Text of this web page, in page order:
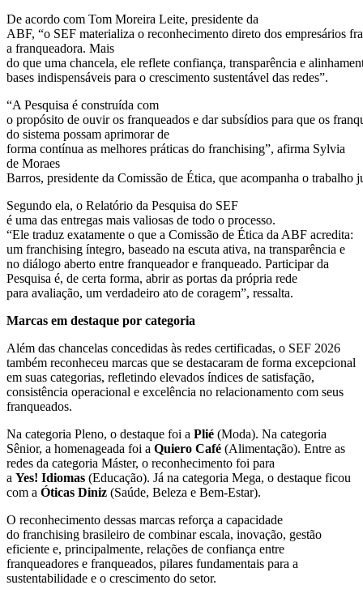
De acordo com Tom Moreira Leite, presidente da
ABF, “o SEF materializa o reconhecimento direto dos empresários
a franqueadora. Mais
do que uma chancela, ele reflete confiança, transparência e
bases indispensáveis para o crescimento sustentável das redes”.
“A Pesquisa é construída com
o propósito de ouvir os franqueados e dar subsídios para que os
do sistema possam aprimorar de
forma contínua as melhores práticas do franchising”, afirma Sylvia
de Moraes
Barros, presidente da Comissão de Ética, que acompanha o
Segundo ela, o Relatório da Pesquisa do SEF
é uma das entregas mais valiosas de todo o processo.
“Ele traduz exatamente o que a Comissão de Ética da ABF acredita:
um franchising íntegro, baseado na escuta ativa, na transparência e
no diálogo aberto entre franqueador e franqueado. Participar da
Pesquisa é, de certa forma, abrir as portas da própria rede
para avaliação, um verdadeiro ato de coragem”, ressalta.
Marcas em destaque por categoria
Além das chancelas concedidas às redes certificadas, o SEF 2026
também reconheceu marcas que se destacaram de forma excepcional
em suas categorias, refletindo elevados índices de satisfação,
consistência operacional e excelência no relacionamento com seus
franqueados.
Na categoria Pleno, o destaque foi a Plié (Moda). Na categoria
Sênior, a homenageada foi a Quiero Café (Alimentação). Entre as
redes da categoria Máster, o reconhecimento foi para
a Yes! Idiomas (Educação). Já na categoria Mega, o destaque ficou
com a Óticas Diniz (Saúde, Beleza e Bem-Estar).
O reconhecimento dessas marcas reforça a capacidade
do franchising brasileiro de combinar escala, inovação, gestão
eficiente e, principalmente, relações de confiança entre
franqueadores e franqueados, pilares fundamentais para a
sustentabilidade e o crescimento do setor.